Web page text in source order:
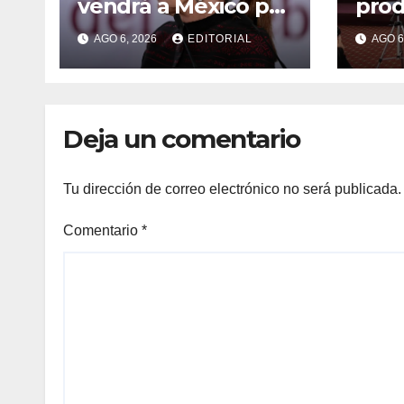
vendrá a México por
el momento:
Sheinbaum
AGO 6, 2026 EDITORIAL
red
AGO
Deja un comentario
Tu dirección de correo electrónico no será publicada.
Comentario *